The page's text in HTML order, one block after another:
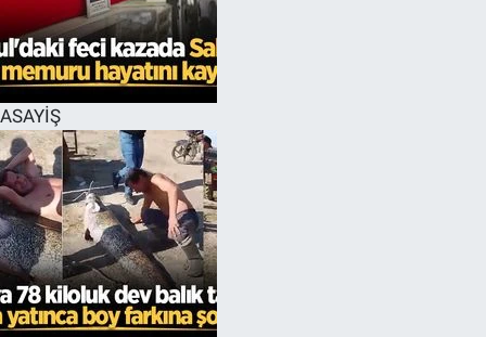
ASAYİŞ
EĞİTİM
MAGAZİN
ÖZEL HABER
HALK54 PANORAMA